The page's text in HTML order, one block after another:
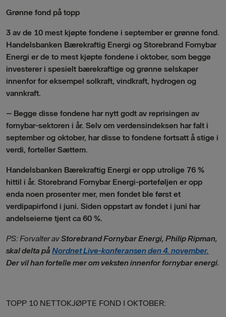
Grønne fond på topp
3 av de 10 mest kjøpte fondene i september er grønne fond.
Handelsbanken Bærekraftig Energi og Storebrand Fornybar
Energi er de to mest kjøpte fondene i oktober, som begge
investerer i spesielt bærekraftige og grønne selskaper
innenfor for eksempel solkraft, vindkraft, hydrogen og
vannkraft.
– Begge disse fondene har nytt godt av reprisingen av
fornybar-sektoren i år. Selv om verdensindeksen har falt i
september og oktober, har disse to fondene fortsatt å stige i
verdi, forteller Sættem.
Handelsbanken Bærekraftig Energi er opp utrolige 76 %
hittil i år. Storebrand Fornybar Energi-porteføljen er opp
enda noen prosenter mer, men fondet ble først et
verdipapirfond i juni. Siden oppstart av fondet i juni har
andelseierne tjent ca 60 %.
PS: Forvalter avStorebrand Fornybar Energi, Philip Ripman,
skal delta på Nordnet Live-konferansen den 4. november.
Der vil han fortelle mer om veksten innenfor fornybar energi.
TOPP 10 NETTOKJØPTE FOND I OKTOBER: